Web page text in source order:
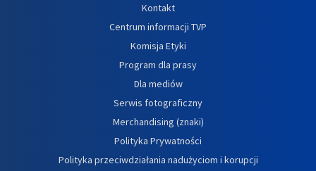
Kontakt
Centrum informacji TVP
Komisja Etyki
Program dla prasy
Dla mediów
Serwis fotograficzny
Merchandising (znaki)
Polityka Prywatności
Polityka przeciwdziałania nadużyciom i korupcji